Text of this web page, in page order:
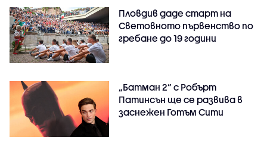
Пловдив даде старт на
Световното първенство по
гребане до 19 години
„Батман 2“ с Робърт
Патинсън ще се развива в
заснежен Готъм Сити